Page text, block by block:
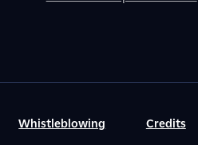
Whistleblowing Credits